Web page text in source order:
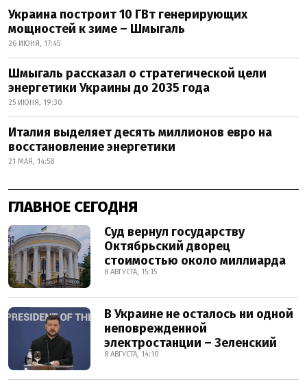
Украина построит 10 ГВт генерирующих
мощностей к зиме – Шмыгаль
26 ИЮНЯ, 17:45
Шмыгаль рассказал о стратегической цели
энергетики Украины до 2035 года
25 ИЮНЯ, 19:30
Италия выделяет десять миллионов евро на
восстановление энергетики
21 МАЯ, 14:58
ГЛАВНОЕ СЕГОДНЯ
Суд вернул государству
Октябрьский дворец
стоимостью около миллиарда
8 АВГУСТА, 15:15
В Украине не осталось ни одной
неповрежденной
электростанции – Зеленский
8 АВГУСТА, 14:10